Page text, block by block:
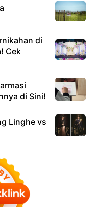
di
Cek
di Sini!
Linghe vs